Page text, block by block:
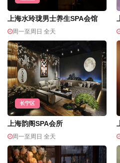
上海水玲珑男士养生SPA会馆
周一至周日 全天
长宁区
上海韵阁SPA会所
周一至周日 全天